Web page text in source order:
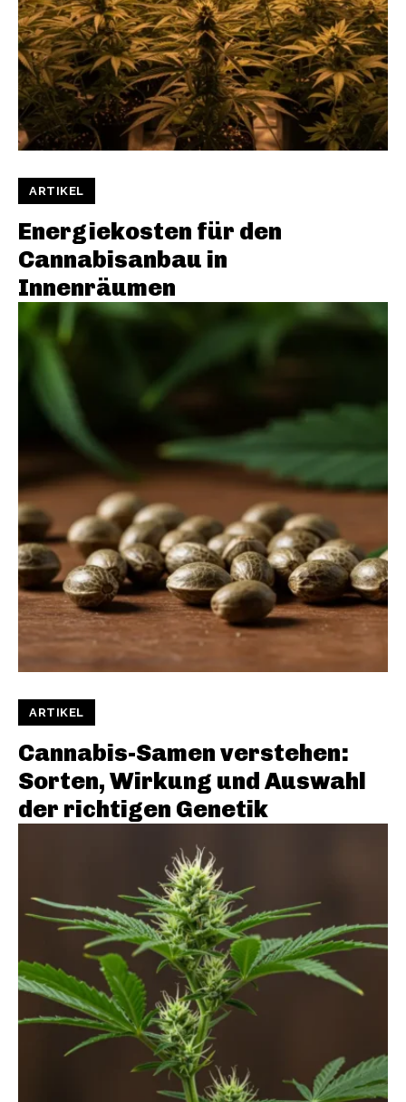
ARTIKEL
Energiekosten für den
Cannabisanbau in
Innenräumen
ARTIKEL
Cannabis-Samen verstehen:
Sorten, Wirkung und Auswahl
der richtigen Genetik